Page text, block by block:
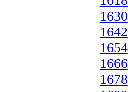
1630
1642
1654
1666
1678